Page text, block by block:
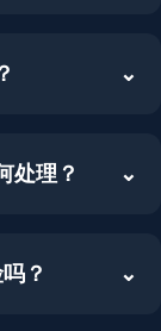
⌄
处理？ ⌄
？ ⌄